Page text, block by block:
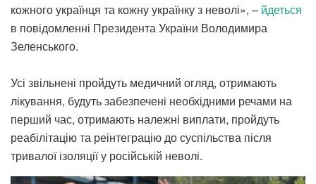
кожного українця та кожну українку з неволі», – йдеться
в повідомленні Президента України Володимира
Зеленського.
Усі звільнені пройдуть медичний огляд, отримають
лікування, будуть забезпечені необхідними речами на
перший час, отримають належні виплати, пройдуть
реабілітацію та реінтеграцію до суспільства після
тривалої ізоляції у російській неволі.